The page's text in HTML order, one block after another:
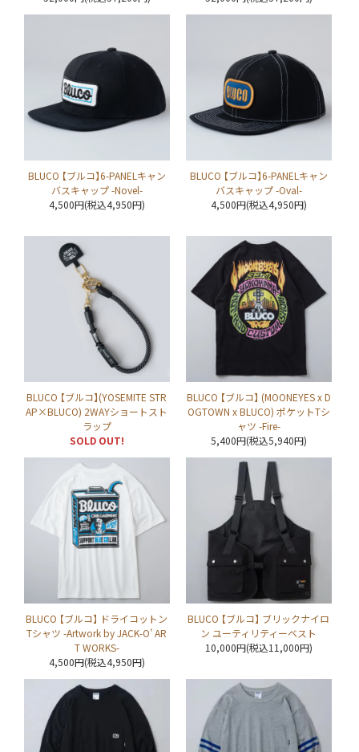
BLUCO 【ブルコ】6-PANELキャン
バスキャップ -Novel-
4,500円(税込4,950円)
BLUCO 【ブルコ】6-PANELキャン
バスキャップ -Oval-
4,500円(税込4,950円)
BLUCO 【ブルコ】(YOSEMITE STR
AP×BLUCO) 2WAYショートスト
ラップ
SOLD OUT!
BLUCO 【ブルコ】 (MOONEYES x D
OGTOWN x BLUCO) ポケットTシ
ャツ -Fire-
5,400円(税込5,940円)
BLUCO 【ブルコ】 ドライコットン
Tシャツ -Artwork by JACK-O’ AR
T WORKS-
4,500円(税込4,950円)
BLUCO 【ブルコ】 ブリックナイロ
ン ユーティリティーベスト
10,000円(税込11,000円)